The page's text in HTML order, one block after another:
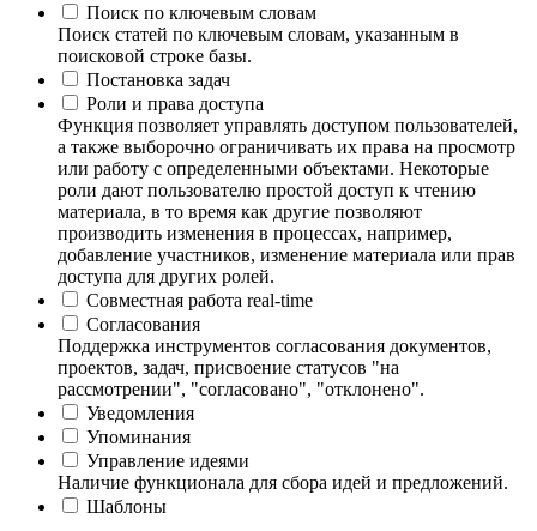
Поиск по ключевым словам
Поиск статей по ключевым словам, указанным в
поисковой строке базы.
Постановка задач
Роли и права доступа
Функция позволяет управлять доступом пользователей,
а также выборочно ограничивать их права на просмотр
или работу с определенными объектами. Некоторые
роли дают пользователю простой доступ к чтению
материала, в то время как другие позволяют
производить изменения в процессах, например,
добавление участников, изменение материала или прав
доступа для других ролей.
Совместная работа real-time
Согласования
Поддержка инструментов согласования документов,
проектов, задач, присвоение статусов "на
рассмотрении", "согласовано", "отклонено".
Уведомления
Упоминания
Управление идеями
Наличие функционала для сбора идей и предложений.
Шаблоны